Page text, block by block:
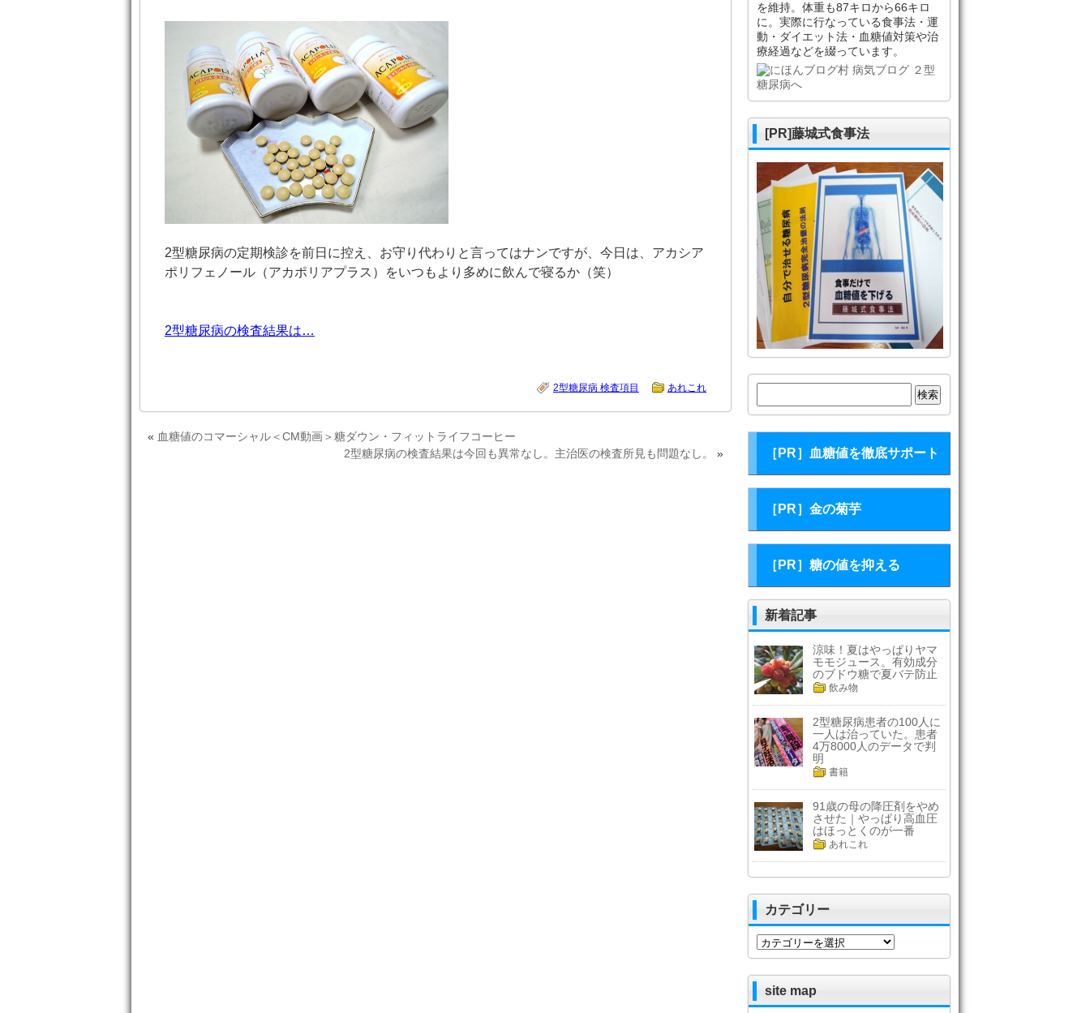
2型糖尿病の定期検診を前日に控え、お守り代わりと言ってはナンですが、今日は、アカシア
ポリフェノール（アカポリアプラス）をいつもより多めに飲んで寝るか（笑）
2型糖尿病の検査結果は…
2型糖尿病 検査項目 あれこれ
« 血糖値のコマーシャル＜CM動画＞糖ダウン・フィットライフコーヒー
2型糖尿病の検査結果は今回も異常なし。主治医の検査所見も問題なし。
»
を維持。体重も87キロから66キロ
に。実際に行なっている食事法・運
動・ダイエット法・血糖値対策や治
療経過などを綴っています。
[PR]藤城式食事法
索:
［PR］血糖値を徹底サポート
［PR］金の菊芋
［PR］糖の値を抑える
新着記事
涼味！夏はやっぱりヤマ
モモジュース。有効成分
のブドウ糖で夏バテ防止
飲み物
2型糖尿病患者の100人に
一人は治っていた。患者
4万8000人のデータで判
明
書籍
91歳の母の降圧剤をやめ
させた｜やっぱり高血圧
はほっとくのが一番
あれこれ
カテゴリー
カ
リ
ー
site map